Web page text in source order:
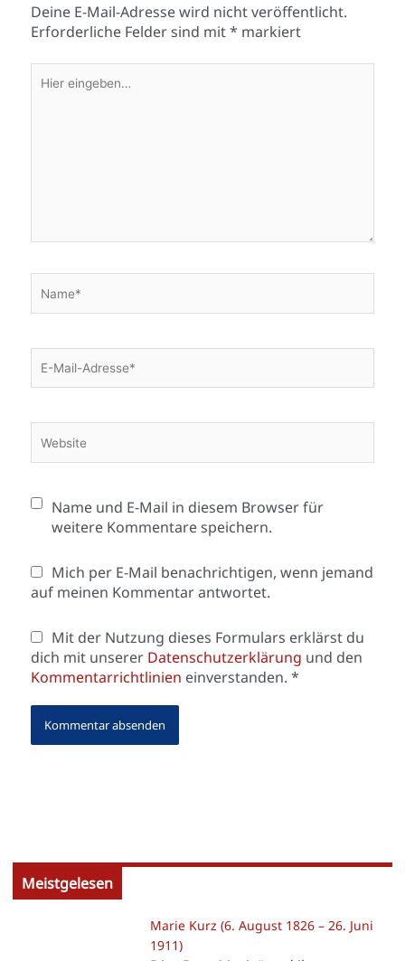
Deine E-Mail-Adresse wird nicht veröffentlicht.
Erforderliche Felder sind mit* markiert
eingeben…
Mail-
Name und E-Mail in diesem Browser für
weitere Kommentare speichern.
Mich per E-Mail benachrichtigen, wenn jemand
auf meinen Kommentar antwortet.
Mit der Nutzung dieses Formulars erklärst du
dich mit unserer Datenschutzerklärung und den
Kommentarrichtlinien einverstanden. *
Meistgelesen
Marie Kurz (6. August 1826 – 26. Juni
1911)